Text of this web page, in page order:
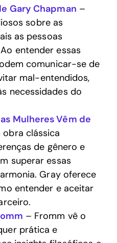
Gary Chapman –
sobre as
as pessoas
entender essas
comunicar-se de
mal-entendidos,
necessidades do
Mulheres Vêm de
obra clássica
de gênero e
superar essas
Gray oferece
entender e aceitar
– Fromm vê o
prática e